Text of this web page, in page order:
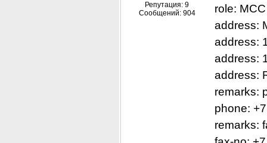
Репутация: 9
Сообщений: 904
role:
address:
address:
address:
address:
remarks:
phone:
remarks: